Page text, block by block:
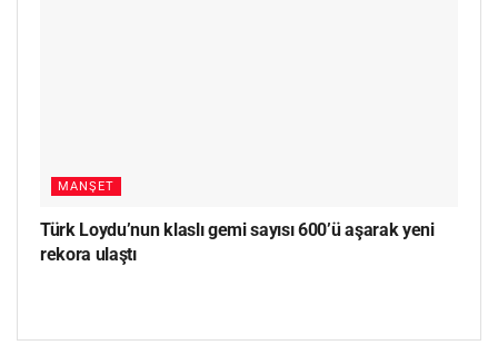
MANŞET
Türk Loydu’nun klaslı gemi sayısı 600’ü aşarak yeni
rekora ulaştı